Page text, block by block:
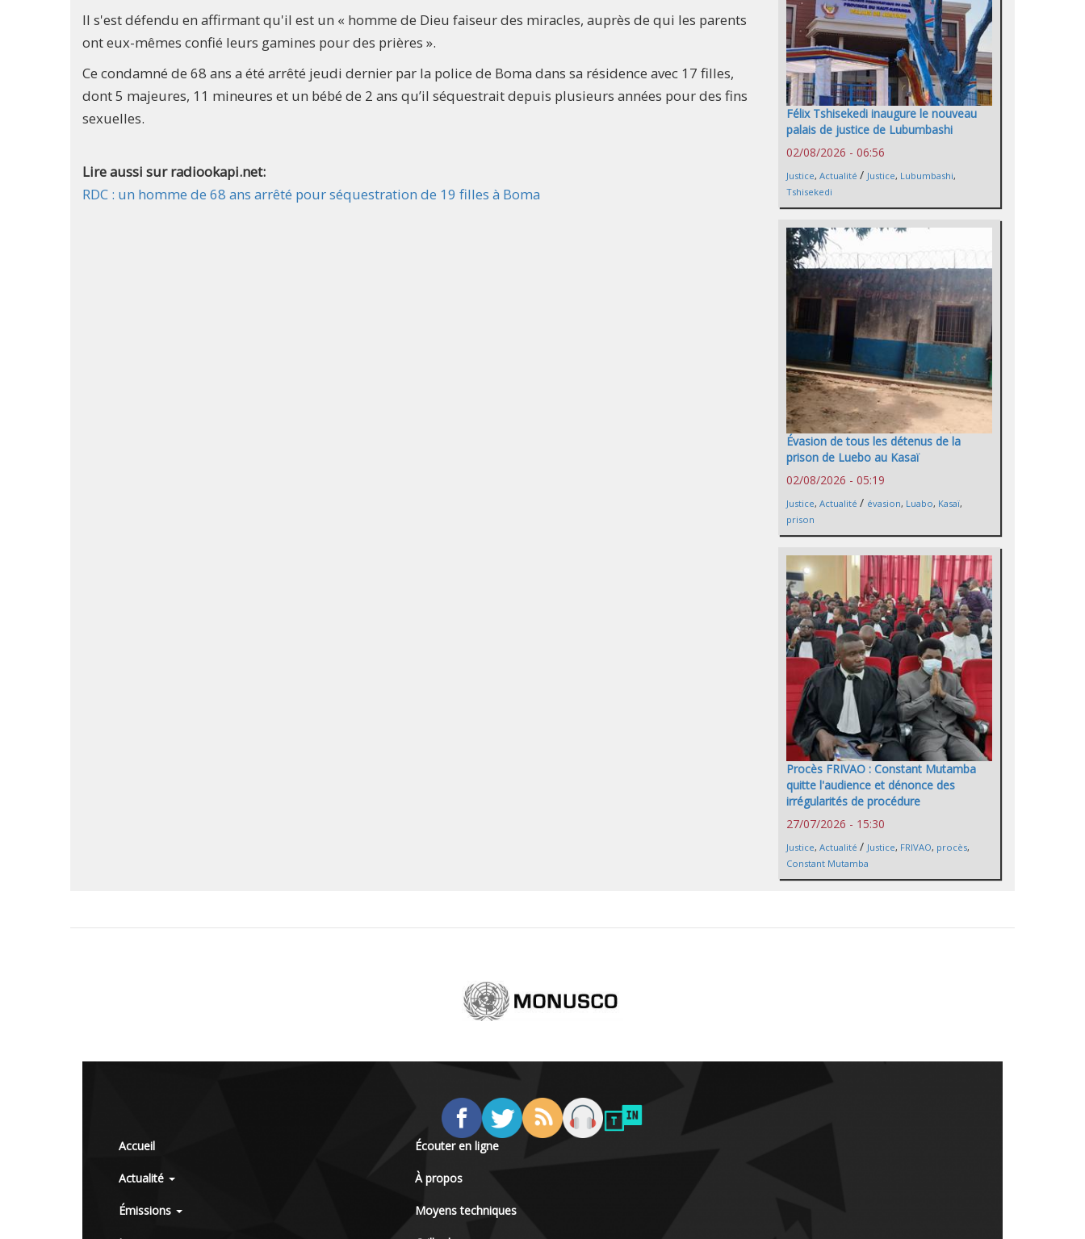
Il s'est défendu en affirmant qu'il est un « homme de Dieu faiseur des miracles, auprès de qui les parents
ont eux-mêmes confié leurs gamines pour des prières ».
Ce condamné de 68 ans a été arrêté jeudi dernier par la police de Boma dans sa résidence avec 17 filles,
dont 5 majeures, 11 mineures et un bébé de 2 ans qu’il séquestrait depuis plusieurs années pour des fins
sexuelles.
Lire aussi sur radiookapi.net:
RDC : un homme de 68 ans arrêté pour séquestration de 19 filles à Boma
Félix Tshisekedi inaugure le nouveau
palais de justice de Lubumbashi
02/08/2026 - 06:56
Justice, Actualité / Justice, Lubumbashi,
Tshisekedi
Évasion de tous les détenus de la
prison de Luebo au Kasaï
02/08/2026 - 05:19
Justice, Actualité / évasion, Luabo, Kasaï,
prison
Procès FRIVAO : Constant Mutamba
quitte l'audience et dénonce des
irrégularités de procédure
27/07/2026 - 15:30
Justice, Actualité / Justice, FRIVAO, procès,
Constant Mutamba
Accueil
Actualité
Émissions
Écouter en ligne
À propos
Moyens techniques